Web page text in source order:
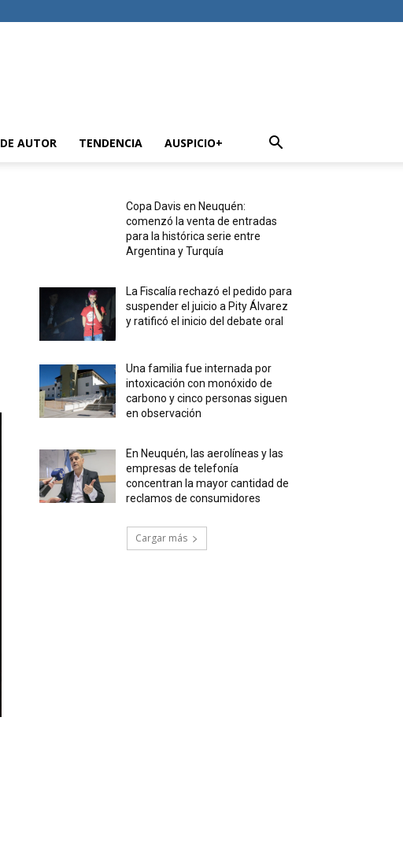
DE AUTOR TENDENCIA AUSPICIO+
Copa Davis en Neuquén:
comenzó la venta de entradas
para la histórica serie entre
Argentina y Turquía
La Fiscalía rechazó el pedido para
suspender el juicio a Pity Álvarez
y ratificó el inicio del debate oral
Una familia fue internada por
intoxicación con monóxido de
carbono y cinco personas siguen
en observación
En Neuquén, las aerolíneas y las
empresas de telefonía
concentran la mayor cantidad de
reclamos de consumidores
Cargar más